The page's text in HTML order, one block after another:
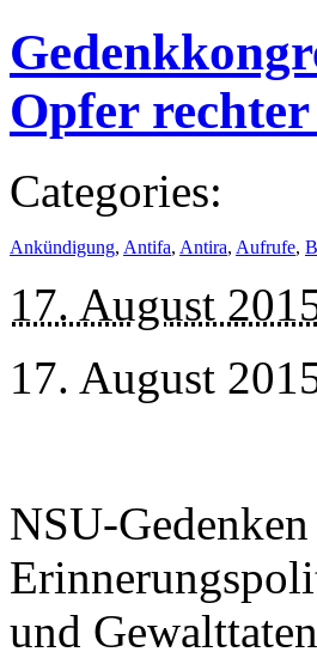
Opfer
Categories:
Ankündigung, Antifa, Antira, Aufrufe,
17. August
17. August
NSU-
und